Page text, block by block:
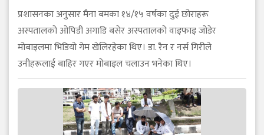
प्रशासनका अनुसार मैना बमका १४/१५ वर्षका दुई छोराहरू
अस्पतालको ओपिडी अगाडि बसेर अस्पतालको वाइफाइ जोडेर
मोबाइलमा भिडियो गेम खेलिरहेका थिए। डा. रैन र नर्स गिरीले
उनीहरूलाई बाहिर गएर मोबाइल चलाउन भनेका थिए।